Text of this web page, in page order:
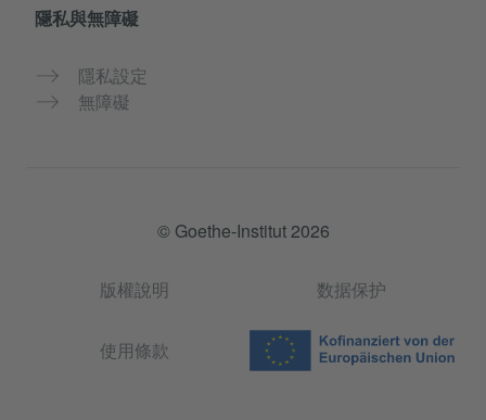
隱私與無障礙
隱私設定
無障礙
© Goethe-Institut 2026
版權說明 数据保护
使用條款